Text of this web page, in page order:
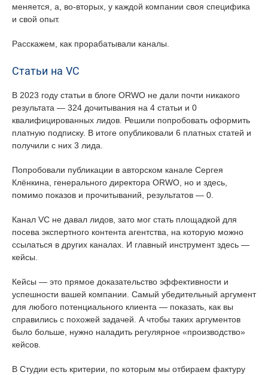
меняется, а, во-вторых, у каждой компании своя специфика
и свой опыт.
Расскажем, как прорабатывали каналы.
Статьи на VC
В 2023 году статьи в блоге ORWO не дали почти никакого
результата — 324 дочитывания на 4 статьи и 0
квалифицированных лидов. Решили попробовать оформить
платную подписку. В итоге опубликовали 6 платных статей и
получили с них 3 лида.
Попробовали публикации в авторском канале Сергея
Клёнкина, генерального директора ORWO, но и здесь,
помимо показов и прочитываний, результатов — 0.
Канал VC не давал лидов, зато мог стать площадкой для
посева экспертного контента агентства, на которую можно
ссылаться в других каналах. И главный инструмент здесь —
кейсы.
Кейсы — это прямое доказательство эффективности и
успешности вашей компании. Самый убедительный аргумент
для любого потенциального клиента — показать, как вы
справились с похожей задачей. А чтобы таких аргументов
было больше, нужно наладить регулярное «производство»
кейсов.
В Студии есть критерии, по которым мы отбираем фактуру